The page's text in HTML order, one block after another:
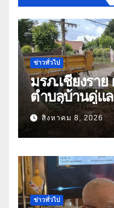
ข่าวทั่วไป
มรภ.เชียงรา
ตำบลบ้านดู่แล
ลอกสิ่งกีดขว
ปัญหาน้ำท่วม
สิงหาคม 8, 2026
ข่าวทั่วไป